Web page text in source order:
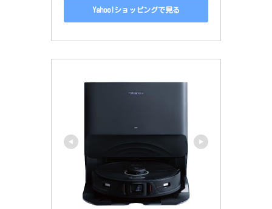
Yahoo!ショッピングで見る